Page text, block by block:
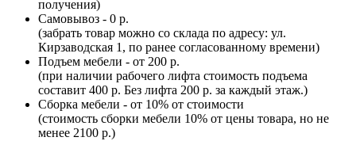
получения)
Самовывоз - 0 р.
(забрать товар можно со склада по адресу: ул.
Кирзаводская 1, по ранее согласованному времени)
Подъем мебели - от 200 р.
(при наличии рабочего лифта стоимость подъема
составит 400 р. Без лифта 200 р. за каждый этаж.)
Сборка мебели - от 10% от стоимости
(стоимость сборки мебели 10% от цены товара, но не
менее 2100 р.)